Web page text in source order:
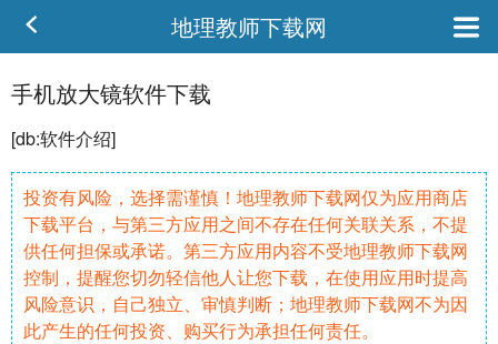
地理教师下载网
手机放大镜软件下载
[db:软件介绍]
投资有风险，选择需谨慎！地理教师下载网仅为应用商店
下载平台，与第三方应用之间不存在任何关联关系，不提
供任何担保或承诺。第三方应用内容不受地理教师下载网
控制，提醒您切勿轻信他人让您下载，在使用应用时提高
风险意识，自己独立、审慎判断；地理教师下载网不为因
此产生的任何投资、购买行为承担任何责任。